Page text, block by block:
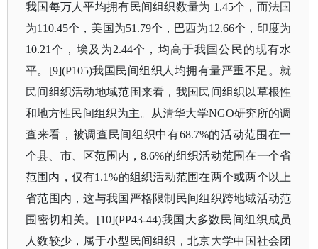
我国每万人平均拥有民间组织数量为 1.45个，而法国
为110.45个，美国为51.79个，巴西为12.66个，印度为
10.21个，埃及为2.44个，均高于我国公民的现有水
平。[9](P105)我国民间组织人均拥有量严重不足。就
民间组织活动地域范围来看，我国民间组织以草根性
和地方性民间组织为主。从清华大学NGO研究所的调
查来看，被调查民间组织中有68.7%的活动范围在一
个县、市、区范围内，8.6%的组织活动范围在一个省
范围内，仅有1.1%的组织活动范围在两个或两个以上
省范围内，这与我国严格限制民间组织跨地域活动范
围密切相关。[10](PP43-44)我国大多数民间组织成员
人数较少，属于小型民间组织，北京大学中国社会团